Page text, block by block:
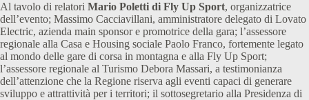
Al tavolo di relatori Mario Poletti di Fly Up Sport, organizzatrice
dell’evento; Massimo Cacciavillani, amministratore delegato di Lovato
Electric, azienda main sponsor e promotrice della gara; l’assessore
regionale alla Casa e Housing sociale Paolo Franco, fortemente legato
al mondo delle gare di corsa in montagna e alla Fly Up Sport;
l’assessore regionale al Turismo Debora Massari, a testimonianza
dell’attenzione che la Regione riserva agli eventi capaci di generare
sviluppo e attrattività per i territori; il sottosegretario alla Presidenza di